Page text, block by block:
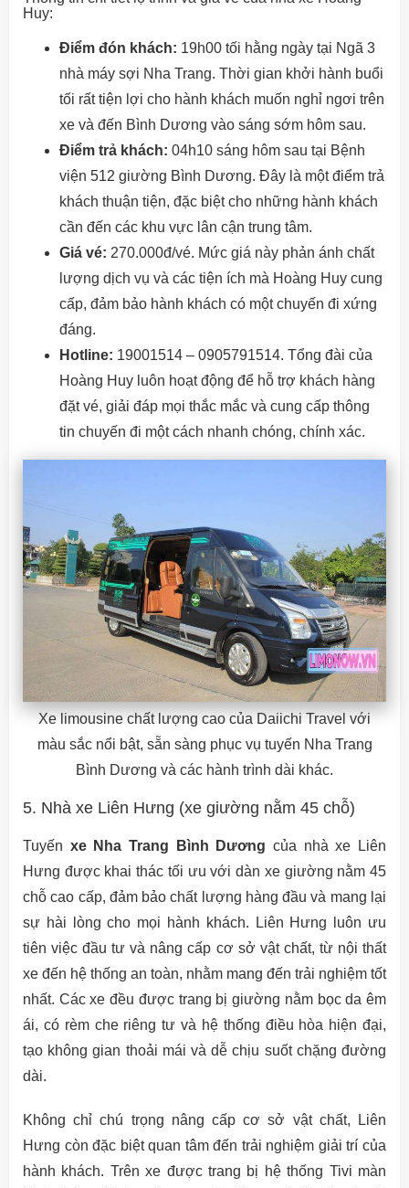
Huy:
Điểm đón khách: 19h00 tối hằng ngày tại Ngã 3
nhà máy sợi Nha Trang. Thời gian khởi hành buổi
tối rất tiện lợi cho hành khách muốn nghỉ ngơi trên
xe và đến Bình Dương vào sáng sớm hôm sau.
Điểm trả khách: 04h10 sáng hôm sau tại Bệnh
viện 512 giường Bình Dương. Đây là một điểm trả
khách thuận tiện, đặc biệt cho những hành khách
cần đến các khu vực lân cận trung tâm.
Giá vé: 270.000đ/vé. Mức giá này phản ánh chất
lượng dịch vụ và các tiện ích mà Hoàng Huy cung
cấp, đảm bảo hành khách có một chuyến đi xứng
đáng.
Hotline: 19001514 – 0905791514. Tổng đài của
Hoàng Huy luôn hoạt động để hỗ trợ khách hàng
đặt vé, giải đáp mọi thắc mắc và cung cấp thông
tin chuyến đi một cách nhanh chóng, chính xác.
Xe limousine chất lượng cao của Daiichi Travel với
màu sắc nổi bật, sẵn sàng phục vụ tuyến Nha Trang
Bình Dương và các hành trình dài khác.
5. Nhà xe Liên Hưng (xe giường nằm 45 chỗ)
Tuyến xe Nha Trang Bình Dương của nhà xe Liên
Hưng được khai thác tối ưu với dàn xe giường nằm 45
chỗ cao cấp, đảm bảo chất lượng hàng đầu và mang lại
sự hài lòng cho mọi hành khách. Liên Hưng luôn ưu
tiên việc đầu tư và nâng cấp cơ sở vật chất, từ nội thất
xe đến hệ thống an toàn, nhằm mang đến trải nghiệm tốt
nhất. Các xe đều được trang bị giường nằm bọc da êm
ái, có rèm che riêng tư và hệ thống điều hòa hiện đại,
tạo không gian thoải mái và dễ chịu suốt chặng đường
dài.
Không chỉ chú trọng nâng cấp cơ sở vật chất, Liên
Hưng còn đặc biệt quan tâm đến trải nghiệm giải trí của
hành khách. Trên xe được trang bị hệ thống Tivi màn